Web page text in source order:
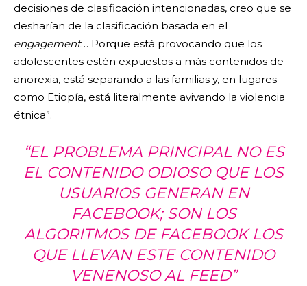
decisiones de clasificación intencionadas, creo que se
desharían de la clasificación basada en el
engagement… Porque está provocando que los
adolescentes estén expuestos a más contenidos de
anorexia, está separando a las familias y, en lugares
como Etiopía, está literalmente avivando la violencia
étnica”.
“EL PROBLEMA PRINCIPAL NO ES
EL CONTENIDO ODIOSO QUE LOS
USUARIOS GENERAN EN
FACEBOOK; SON LOS
ALGORITMOS DE FACEBOOK LOS
QUE LLEVAN ESTE CONTENIDO
VENENOSO AL FEED”